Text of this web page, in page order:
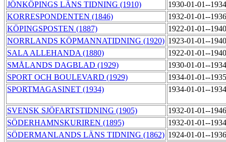
JÖNKÖPINGS LÄNS TIDNING (1910)
1930-01-01--
KORRESPONDENTEN (1846)
1932-01-01--
KÖPINGSPOSTEN (1887)
1922-01-01--
NORRLANDS KÖPMANNATIDNING (1920) 1923-01-01--
SALA ALLEHANDA (1880)
1922-01-01--
SMÅLANDS DAGBLAD (1929)
1930-01-01--
SPORT OCH BOULEVARD (1929)
1934-01-01--
SPORTMAGASINET (1934)
1934-01-01--
SVENSK SJÖFARTSTIDNING (1905)
1932-01-01--
SÖDERHAMNSKURIREN (1895)
1932-01-01--
SÖDERMANLANDS LÄNS TIDNING (1862) 1924-01-01--